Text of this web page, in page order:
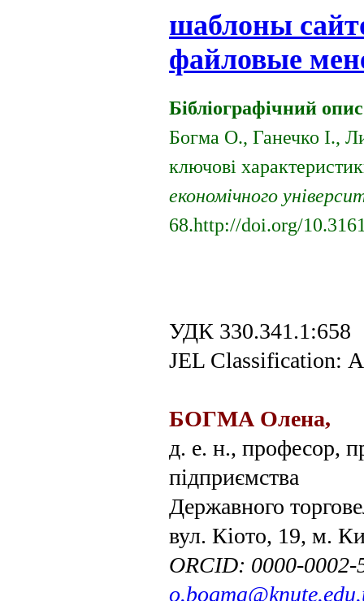
шаблоны
файловые
Бібліографічний
Богма О., Ганечко І.,
ключові
економічного
68.http://doi.org/
УДК 330.341.1:658
JEL Classification:
БОГМА Олена,
д. е. н., професор,
підприємства
Державного
вул. Кіото, 19, м.
ORCІD: 0000-0002-